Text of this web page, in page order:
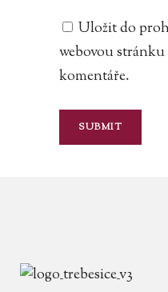
Uložit do
webovou
komentáře.